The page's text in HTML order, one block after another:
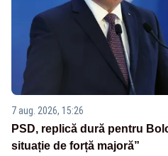
7 aug. 2026, 15:26
PSD, replică dură pentru
situație de forță majoră”